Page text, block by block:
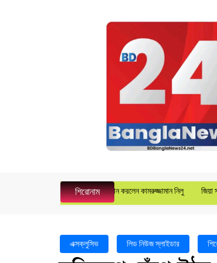
শিরোনাম
জেনারেল ম্যানেজার হিসেবে যোগদান করলেন কামরুজ্জামান নিলু জিয়া সাইবার
এক্সক্লুসিভ লিড নিউজ স্লাইডার